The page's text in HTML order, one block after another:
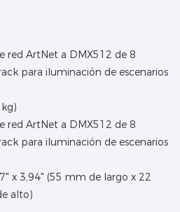
x 3,94" (55 mm de largo x 22
alto)